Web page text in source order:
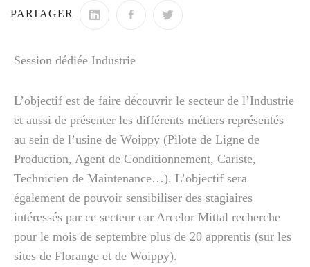
PARTAGER
Session dédiée Industrie
L’objectif est de faire découvrir le secteur de l’Industrie
et aussi de présenter les différents métiers représentés
au sein de l’usine de Woippy (Pilote de Ligne de
Production, Agent de Conditionnement, Cariste,
Technicien de Maintenance…). L’objectif sera
également de pouvoir sensibiliser des stagiaires
intéressés par ce secteur car Arcelor Mittal recherche
pour le mois de septembre plus de 20 apprentis (sur les
sites de Florange et de Woippy).